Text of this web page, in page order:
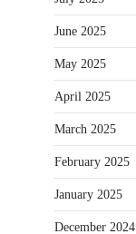
June 2025
May 2025
April 2025
March 2025
February 2025
January 2025
December 2024